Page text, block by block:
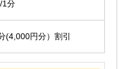
1分
(4,000円分）割引